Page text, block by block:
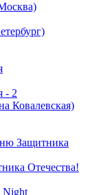
- 2
Ковалевская)
Защитника
Отечества!
Night